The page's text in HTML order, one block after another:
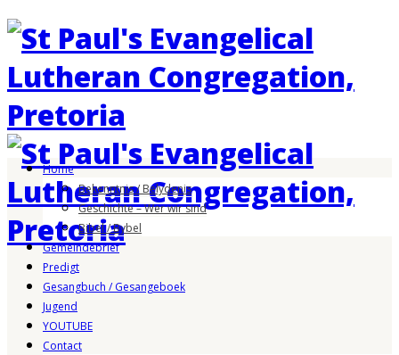
Home
Bekenntnis / Belydenis
Geschichte – Wer wir sind
Bibel / Bybel
Gemeindebrief
Predigt
Gesangbuch / Gesangeboek
Jugend
YOUTUBE
Contact